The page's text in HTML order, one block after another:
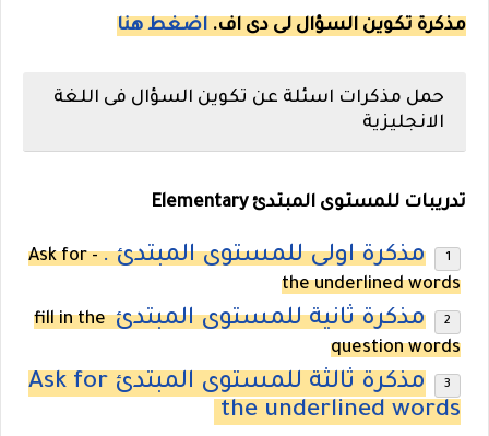
مذكرة تكوين السؤال لى دى اف. اضغط هنا
حمل مذكرات اسئلة عن تكوين السؤال فى اللغة
الانجليزية
تدريبات للمستوى المبتدئ Elementary
مذكرة اولى للمستوى المبتدئ .
- Ask for
the underlined words
مذكرة ثانية للمستوى المبتدئ fill in the
question words
مذكرة ثالثة للمستوى المبتدئ Ask for
the underlined words